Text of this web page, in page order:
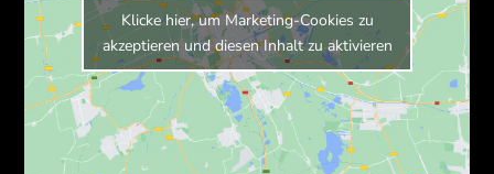
Klicke hier, um Marketing-Cookies zu
akzeptieren und diesen Inhalt zu aktivieren